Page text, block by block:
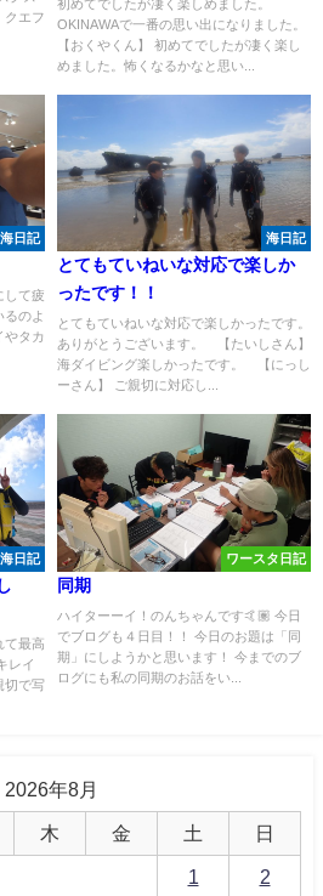
クエフ
初めてでしたが凄く楽しめました。
OKINAWAで一番の思い出になりました。
【おくやくん】 初めてでしたが凄く楽し
めました。怖くなるかなと思い...
海日記
して疲
るのよ
やタカ
海日記
とてもていねいな対応で楽しか
ったです！！
とてもていねいな対応で楽しかったです。
ありがとうございます。 【たいしさん】
海ダイビング楽しかったです。 【にっし
ーさん】 ご親切に対応し...
海日記
て最高
レイ
切で写
ワースタ日記
同期
ハイターーイ！のんちゃんです🤙🏽 今日
でブログも４日目！！ 今日のお題は「同
期」にしようかと思います！ 今までのブ
ログにも私の同期のお話をい...
2026年8月
木 金 土 日
1 2